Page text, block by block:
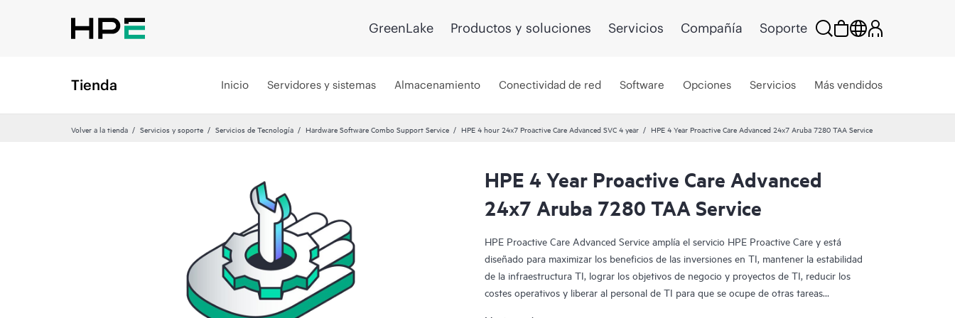
GreenLake Productos y soluciones Servicios Compañía Soporte
Tienda Inicio Servidores y sistemas Almacenamiento Conectividad de red Software Opciones Servicios Más vendidos
Volver a la tienda Servicios y soporte Servicios de Tecnología Hardware Software Combo Support Service HPE 4 hour 24x7 Proactive Care Advanced SVC 4 year HPE 4 Year Proactive Care Advanced 24x7 Aruba 7280 TAA Service
HPE 4 Year Proactive Care Advanced
24x7 Aruba 7280 TAA Service
HPE Proactive Care Advanced Service amplía el servicio HPE Proactive Care y está
diseñado para maximizar los beneficios de las inversiones en TI, mantener la estabilidad
de la infraestructura TI, lograr los objetivos de negocio y proyectos de TI, reducir los
costes operativos y liberar al personal de TI para que se ocupe de otras tareas